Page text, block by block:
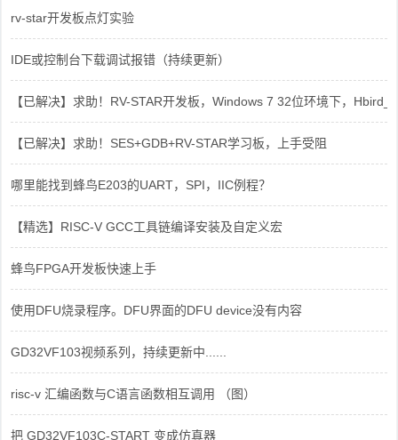
rv-star开发板点灯实验
IDE或控制台下载调试报错（持续更新）
【已解决】求助！RV-STAR开发板，Windows 7 32位环境下，
【已解决】求助！SES+GDB+RV-STAR学习板，上手受阻
哪里能找到蜂鸟E203的UART，SPI，IIC例程？
【精选】RISC-V GCC工具链编译安装及自定义宏
蜂鸟FPGA开发板快速上手
使用DFU烧录程序。DFU界面的DFU device没有内容
GD32VF103视频系列，持续更新中......
risc-v 汇编函数与C语言函数相互调用 （图）
把 GD32VF103C-START 变成仿真器